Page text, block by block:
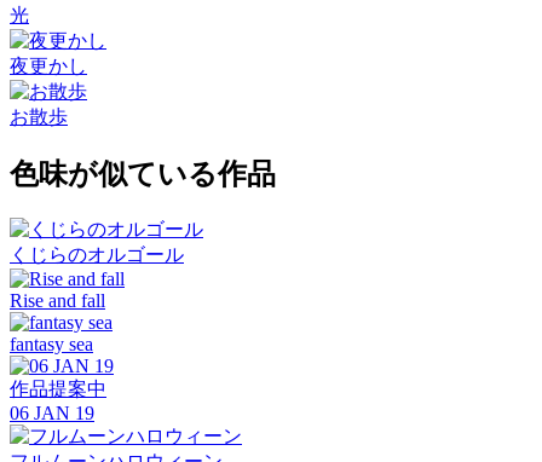
光
夜更かし
お散歩
色味が似ている作品
くじらのオルゴール
Rise and fall
fantasy sea
作品提案中
06 JAN 19